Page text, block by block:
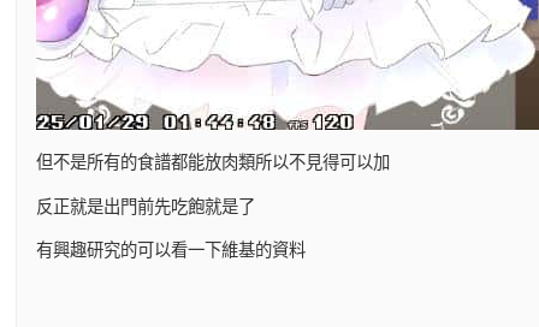
但不是所有的食譜都能放肉類所以不見得可以加
反正就是出門前先吃飽就是了
有興趣研究的可以看一下維基的資料